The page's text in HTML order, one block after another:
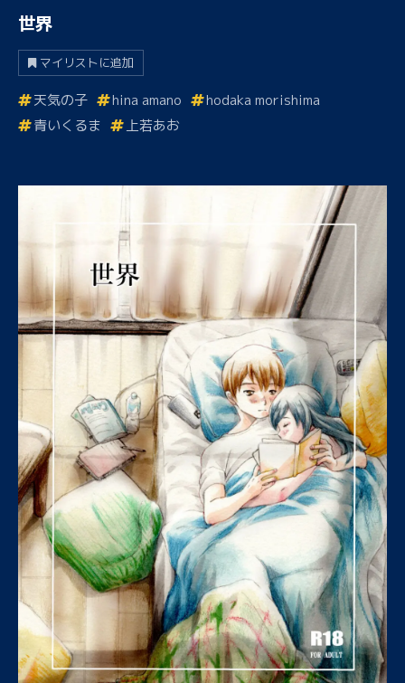
世界
マイリストに追加
天気の子 hina amano
hodaka morishima
青いくるま
上若あお